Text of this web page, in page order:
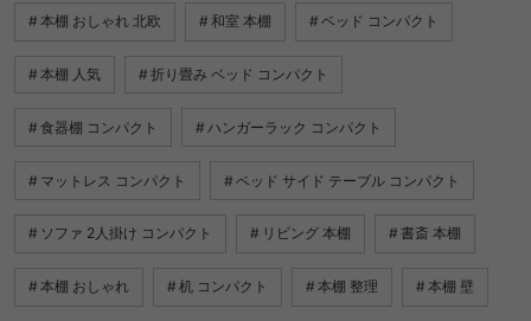
本棚 おしゃれ 北欧 和室 本棚 ベッド コンパクト
本棚 人気 折り畳み ベッド コンパクト
食器棚 コンパクト ハンガーラック コンパクト
マットレス コンパクト ベッド サイド テーブル コンパクト
ソファ 2人掛け コンパクト リビング 本棚 書斎 本棚
本棚 おしゃれ 机 コンパクト 本棚 整理 本棚 壁